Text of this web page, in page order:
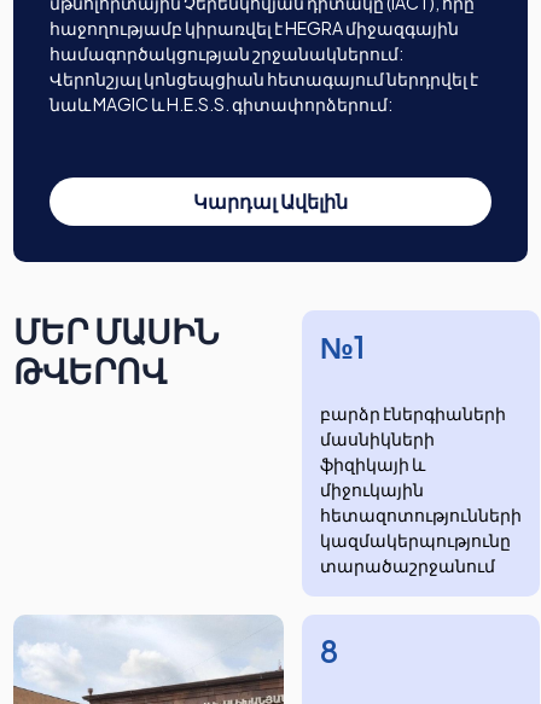
հաջողությամբ կիրառվել է HEGRA միջազգային
համագործակցության շրջանակներում:
Վերոնշյալ կոնցեպցիան հետագայում ներդրվել է
նաև MAGIC և H.E.S.S. գիտափորձերում:
Կարդալ Ավելին
ՄԵՐ ՄԱՍԻՆ
ԹՎԵՐՈՎ
№1
բարձր էներգիաների
մասնիկների
ֆիզիկայի և
միջուկային
հետազոտությունների
​​​​կազմակերպությունը
տարածաշրջանում
8